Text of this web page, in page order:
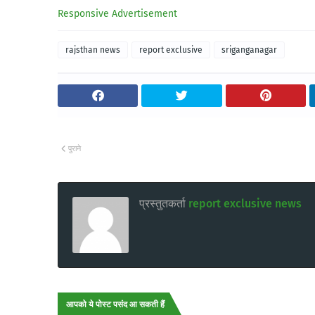
Responsive Advertisement
rajsthan news report exclusive sriganganagar
पुराने
प्रस्तुतकर्ता report exclusive news
आपको ये पोस्ट पसंद आ सकती हैं